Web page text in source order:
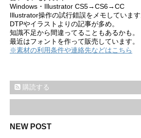
Windows・Illustrator CS5→CS6→CC
Illustrator操作の試行錯誤をメモしています
DTPやイラストよりの記事が多め。
知識不足から間違ってることもあるかも。
最近はフォントを作って販売しています。
※素材の利用条件や連絡先などはこちら
購読する
NEW POST